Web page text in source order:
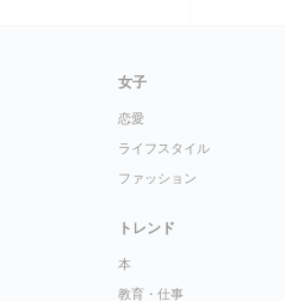
女子
恋愛
ライフスタイル
ファッション
トレンド
本
教育・仕事